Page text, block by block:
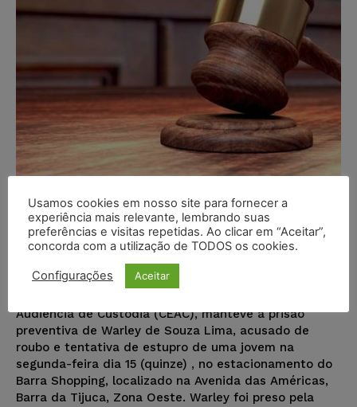
Justiça mantém na prisão acusado
de roubo e tentativa de estupro no
Barra Shopping
NOTÍCIAS Juristas 17/05/2017
Audiência de Custódia (CEAC), manteve a prisão
preventiva de Warley de Souza Lima, acusado de
roubo e tentativa de estupro de uma jovem na
segunda-feira dia 15 (quinze) , no estacionamento do
Barra Shopping, localizado na Avenida das Américas,
Barra da Tijuca, Zona Oeste. Warley foi preso pela
Usamos cookies em nosso site para fornecer a
experiência mais relevante, lembrando suas
preferências e visitas repetidas. Ao clicar em “Aceitar”,
concorda com a utilização de TODOS os cookies.
Configurações Aceitar